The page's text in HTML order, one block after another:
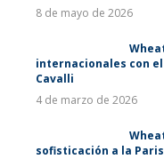
8 de mayo de 2026
internacionales con el
Cavalli
4 de marzo de 2026
sofisticación a la